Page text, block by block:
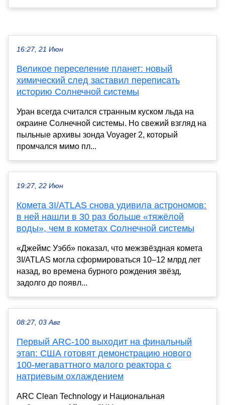
16:27, 21 Июн
Великое переселение планет: новый
химический след заставил переписать
историю Солнечной системы
Уран всегда считался странным куском льда на
окраине Солнечной системы. Но свежий взгляд на
пыльные архивы зонда Voyager 2, который
промчался мимо пл...
19:27, 22 Июн
Комета 3I/ATLAS снова удивила астрономов:
в ней нашли в 30 раз больше «тяжёлой
воды», чем в кометах Солнечной системы
«Джеймс Уэбб» показал, что межзвёздная комета
3I/ATLAS могла сформироваться 10–12 млрд лет
назад, во времена бурного рождения звёзд,
задолго до появл...
08:27, 03 Авг
Первый ARC-100 выходит на финальный
этап: США готовят демонстрацию нового
100-мегаваттного малого реактора с
натриевым охлаждением
ARC Clean Technology и Национальная